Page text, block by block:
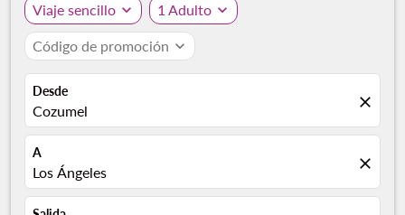
Viaje sencillo expand_more 1 Adulto expand_more
Código de promoción expand_more
Desde
Cozumel close
A
Los Ángeles close